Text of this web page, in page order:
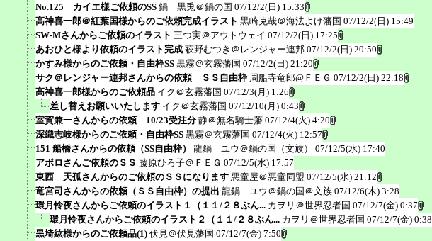
No.125 カイエ様ご依頼のSS 鍋 黒兎＠鍋の国 07/12/2(日) 15:33
高神喜一郎＠紅葉国様からのご依頼完成イラスト 黒崎克哉＠海法よけ藩国 07/12/2(日) 15:49
SW-Mさんからご依頼のイラスト 三つ実＠アウトウェイ 07/12/2(日) 17:25
あおひと様より依頼のイラスト完成 萩野むつき＠レンジャー連邦 07/12/2(日) 20:50
かすみ様からのご依頼・自由枠SS 黒霧＠玄霧藩国 07/12/2(日) 21:20
サク＠レンジャー連邦さんからの依頼 ＳＳ自由枠 周船寺竜郎@ＦＥＧ 07/12/2(日) 22:18
高神喜一郎様からのご依頼品 イク＠玄霧藩国 07/12/3(月) 1:26
差し替えお願いいたします イク＠玄霧藩国 07/12/10(月) 0:43
室賀兼一さんからの依頼 10/23受注分 静＠無名騎士藩 07/12/4(火) 4:20
深織志岐様からのご依頼・自由枠SS 黒霧＠玄霧藩国 07/12/4(火) 12:57
151 船橋さんからの依頼（SS自由枠）
龍鍋 ユウ＠鍋の国（文族）
07/12/5(水) 17:40
アポロさんご依頼のＳＳ 藤原ひろ子＠ＦＥＧ 07/12/5(水) 17:57
東西 天孤さんからのご依頼のＳＳになります 悪童屋＠悪童同盟 07/12/5(水) 21:12
竜宮司さんからの依頼（ＳＳ自由枠）の提出 龍鍋 ユウ＠鍋の国＠文族 07/12/6(木) 3:28
環月怜夜さんからご依頼のイラスト１（１１/２８ぶん... カヲリ＠世界忍者国 07/12/7(金) 0:37
環月怜夜さんからご依頼のイラスト２（１１/２８ぶん... カヲリ＠世界忍者国 07/12/7(金) 0:38
黒埼紘様からのご依頼品(1) 伏見＠伏見藩国 07/12/7(金) 7:50